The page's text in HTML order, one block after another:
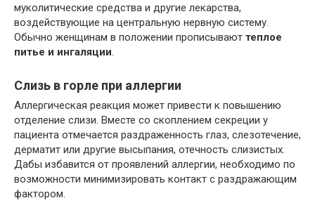
муколитические средства и другие лекарства,
воздействующие на центральную нервную систему.
Обычно женщинам в положении прописывают теплое
питье и ингаляции
Слизь в горле при аллергии
Аллергическая реакция может привести к повышению
отделение слизи. Вместе со скоплением секреции у
пациента отмечается раздраженность глаз, слезотечение,
дерматит или другие высыпания, отечность слизистых.
Дабы избавится от проявлений аллергии, необходимо по
возможности минимизировать контакт с раздражающим
фактором.